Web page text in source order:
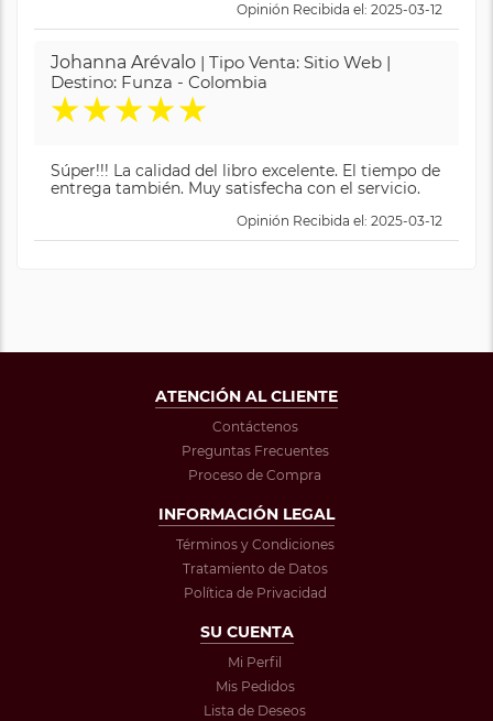
Opinión Recibida el: 2025-03-12
Johanna Arévalo | Tipo Venta: Sitio Web |
Destino: Funza - Colombia
★★★★★
Súper!!! La calidad del libro excelente. El tiempo de
entrega también. Muy satisfecha con el servicio.
Opinión Recibida el: 2025-03-12
ATENCIÓN AL CLIENTE
Contáctenos
Preguntas Frecuentes
Proceso de Compra
INFORMACIÓN LEGAL
Términos y Condiciones
Tratamiento de Datos
Política de Privacidad
SU CUENTA
Mi Perfil
Mis Pedidos
Lista de Deseos